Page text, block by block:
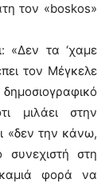
τον «boskos»
«Δεν τα ‘χαμε
τον Μέγκελε
μιλάει στην
«δεν την κάνω,
στη
φορά να